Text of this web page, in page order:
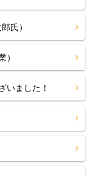
氏）
）
いました！